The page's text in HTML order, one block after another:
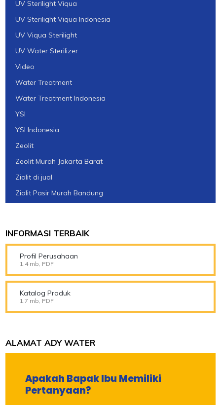
UV Sterilight Viqua
UV Sterilight Viqua Indonesia
UV Viqua Sterilight
UV Water Sterilizer
Video
Water Treatment
Water Treatment Indonesia
YSI
YSI Indonesia
Zeolit
Zeolit Murah Jakarta Barat
Ziolit di jual
Ziolit Pasir Murah Bandung
INFORMASI TERBAIK
Profil Perusahaan
1.4 mb, PDF
Katalog Produk
1.7 mb, PDF
ALAMAT ADY WATER
Apakah Bapak Ibu Memiliki
Pertanyaan?